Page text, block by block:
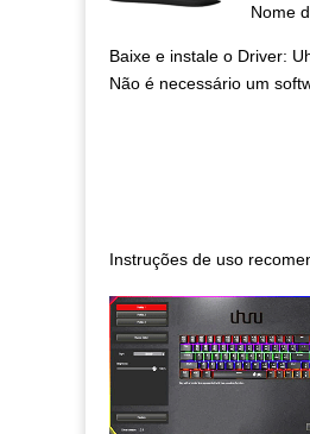
Nome
Baixe e instale o Driver:
Não é necessário um
Instruções de uso